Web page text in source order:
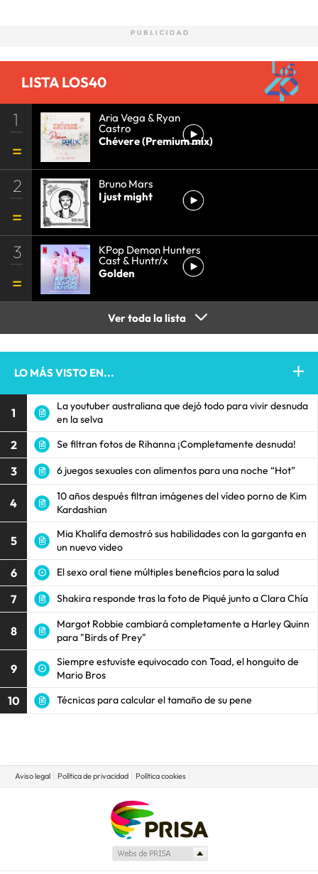
LISTA LOS40
1 Aria Vega & Ryan
Castro
Chévere (Premium mix)
2
Bruno Mars
I just might
3 KPop Demon Hunters
Cast & Huntr/x
Golden
Ver toda la lista
LO MÁS VISTO EN...
1
La youtuber australiana que dejó todo para vivir desnuda
en la selva
2 Se filtran fotos de Rihanna ¡Completamente desnuda!
3 6 juegos sexuales con alimentos para una noche “Hot”
4
10 años después filtran imágenes del vídeo porno de Kim
Kardashian
5
Mia Khalifa demostró sus habilidades con la garganta en
un nuevo video
6 El sexo oral tiene múltiples beneficios para la salud
7 Shakira responde tras la foto de Piqué junto a Clara Chía
8
Margot Robbie cambiará completamente a Harley Quinn
para "Birds of Prey"
9
Siempre estuviste equivocado con Toad, el honguito de
Mario Bros
10 Técnicas para calcular el tamaño de su pene
Aviso legal Política de privacidad Política cookies